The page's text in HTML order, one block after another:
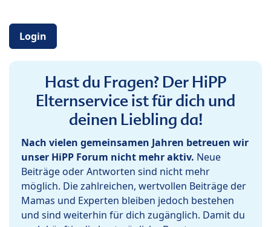
Login
Hast du Fragen? Der HiPP
Elternservice ist für dich und
deinen Liebling da!
Nach vielen gemeinsamen Jahren betreuen wir
unser HiPP Forum nicht mehr aktiv. Neue
Beiträge oder Antworten sind nicht mehr
möglich. Die zahlreichen, wertvollen Beiträge der
Mamas und Experten bleiben jedoch bestehen
und sind weiterhin für dich zugänglich. Damit du